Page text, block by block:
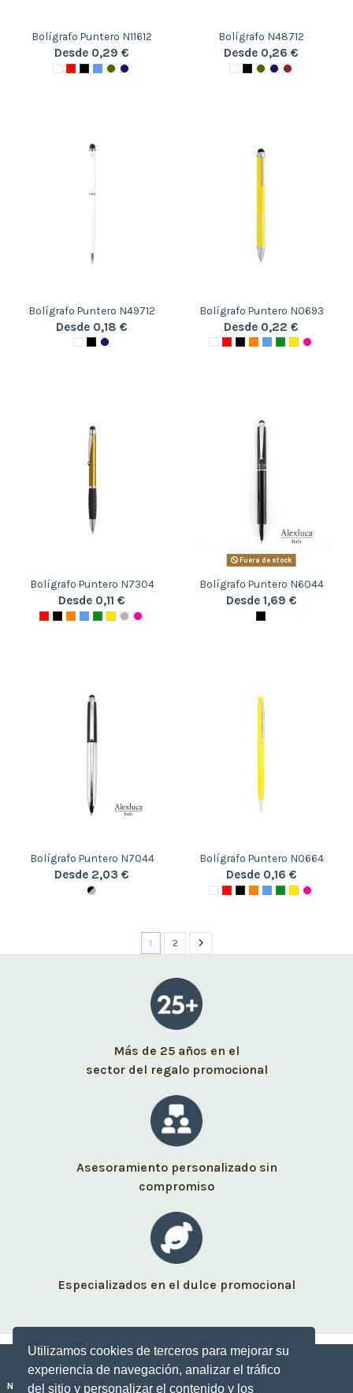
Utilizamos cookies de terceros para mejorar su
experiencia de navegación, analizar el tráfico
del sitio y personalizar el contenido y los
Bolígrafo Puntero N11612
Desde 0,29 €
Bolígrafo N48712
Desde 0,26 €
Bolígrafo Puntero N49712
Desde 0,18 €
Bolígrafo Puntero N0693
Desde 0,22 €
Bolígrafo Puntero N7304
Desde 0,11 €
Fuera de stock
Bolígrafo Puntero N6044
Desde 1,69 €
Bolígrafo Puntero N7044
Desde 2,03 €
Bolígrafo Puntero N0664
Desde 0,16 €
1 2
Más de 25 años en el
sector del regalo promocional
Asesoramiento personalizado sin
compromiso
Especializados en el dulce promocional
Nuestros dulces personalizados